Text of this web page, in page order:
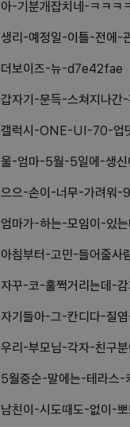
아-기분개잡치네-ㅋㅋ
생리-예정일-이틀-전에
더보이즈-뉴-d7e42fae
갑자기-문득-스쳐지나
갤럭시-ONE-UI-70-업
울-엄마-5월-5일에-생
으으-손이-너무-가려워
엄마가-하는-모임이-있
아침부터-고민-들어줄
자꾸-코-훌쩍거리는데-
자기들아-그-칸디다-질
우리-부모님-각자-친구
5월중순-말에는-테라스
남친이-시도때도-없이-